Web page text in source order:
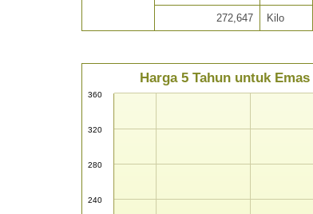
272,647 Kilo
Harga 5 Tahun untuk
240
280
320
360